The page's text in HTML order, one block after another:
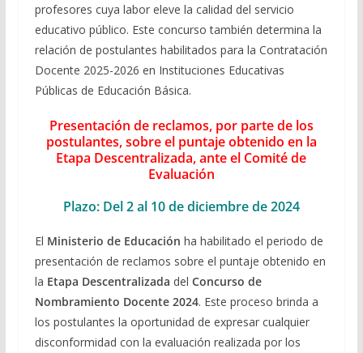
profesores cuya labor eleve la calidad del servicio
educativo público. Este concurso también determina la
relación de postulantes habilitados para la Contratación
Docente 2025-2026 en Instituciones Educativas
Públicas de Educación Básica.
Presentación de reclamos, por parte de los
postulantes, sobre el puntaje obtenido en la
Etapa Descentralizada, ante el Comité de
Evaluación
Plazo: Del 2 al 10 de diciembre de 2024
El Ministerio de Educación ha habilitado el periodo de
presentación de reclamos sobre el puntaje obtenido en
la Etapa Descentralizada del Concurso de
Nombramiento Docente 2024. Este proceso brinda a
los postulantes la oportunidad de expresar cualquier
disconformidad con la evaluación realizada por los